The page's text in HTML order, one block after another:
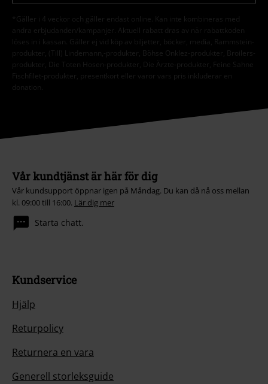
*Gäller i 4 veckor och gäller endast online. Kan inte kombineras med
andra erbjudanden/kampanjer. Aktuell rabatt dras av när rabattkoden
löses in i kassan. Gäller ej vid köp av biljetter, böcker, media, Rammstein-
produkter, (Till) Lindemann,-produkter, Böhse Onklez-produkter, Broilers-
produkter, Die Toten Hosen-produkter, Die Ärzte-produkter, Feine Sahne
Fischfilet-produkter, presentkort eller varor vars pris inkluderar en
donation.
Vår kundtjänst är här för dig
Vår kundsupport öppnar igen på Måndag. Du kan då nå oss mellan
kl. 09:00 till 16:00. Lär dig mer
Starta chatt.
Kundservice
Hjälp
Returpolicy
Returnera en vara
Generell storleksguide